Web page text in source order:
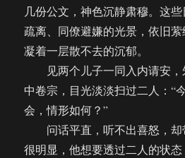
几份公文，神色沉静肃穆。这
疏离、同僚避嫌的光景，依旧
凝着一层散不去的沉郁。
见两个儿子一同入内请安，
中卷宗，目光淡淡扫过二人：“
会，情形如何？”
问话平直，听不出喜怒，却
很明显，他想要透过二人的状